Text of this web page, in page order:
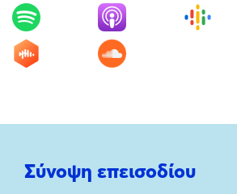
Σύνοψη επεισοδίου